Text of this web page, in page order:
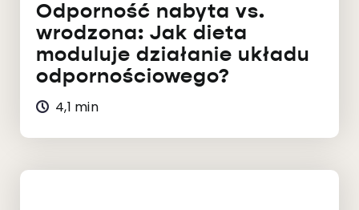
Odporność nabyta vs.
wrodzona: Jak dieta
moduluje działanie układu
odpornościowego?
4,1 min